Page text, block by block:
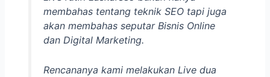
membahas tentang teknik SEO tapi juga
akan membahas seputar Bisnis Online
dan Digital Marketing.
Rencananya kami melakukan Live dua